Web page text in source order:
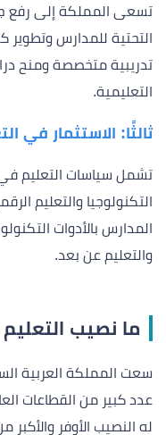
تسعى المملكة إلى رفع
التحتية للمدارس وتطوير
تدريبية متخصصة ومنح
التعليمية.
ثالثًا: الاستثمار في
التكنولوجيا والتعليم
المدارس بالأدوات
والتعليم عن بعد.
ما نصيب التعليم
عدد كبير من القطاعات
له النصيب الأوفر